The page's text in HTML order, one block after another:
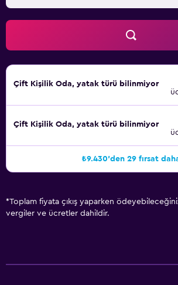
Çift ​Kişilik Oda, yatak türü bilinmiyor
Çift ​Kişilik Oda, yatak türü bilinmiyor
₺9.430'den 29 fırsat
*Toplam fiyata çıkış yaparken
vergiler ve ücretler dahildir.